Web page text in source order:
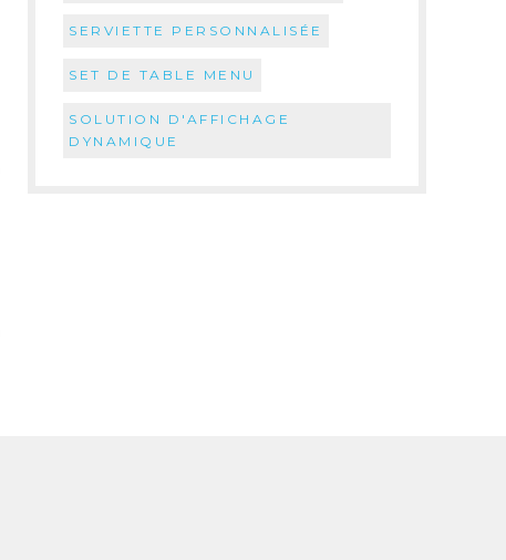
SERVIETTE PERSONNALISÉE
SET DE TABLE MENU
SOLUTION D'AFFICHAGE
DYNAMIQUE